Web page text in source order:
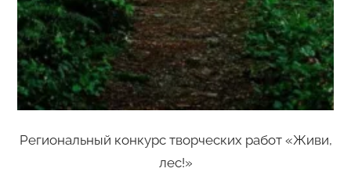
Региональный конкурс творческих работ «Живи,
лес!»